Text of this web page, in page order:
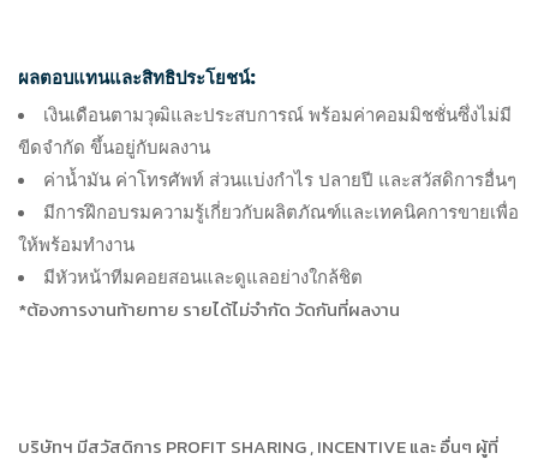
ผลตอบแทนและสิทธิประโยชน์:
เงินเดือนตามวุฒิและประสบการณ์ พร้อมค่าคอมมิชชั่นซึ่งไม่มี
ขีดจำกัด ขึ้นอยู่กับผลงาน
ค่าน้ำมัน ค่าโทรศัพท์ ส่วนแบ่งกำไร ปลายปี และสวัสดิการอื่นๆ
มีการฝึกอบรมความรู้เกี่ยวกับผลิตภัณฑ์และเทคนิคการขายเพื่อ
ให้พร้อมทำงาน
มีหัวหน้าทีมคอยสอนและดูแลอย่างใกล้ชิต
*ต้องการงานท้ายทาย รายได้ไม่จำกัด วัดกันที่ผลงาน
บริษัทฯ มีสวัสดิการ PROFIT SHARING , INCENTIVE และ อื่นๆ ผู้ที่